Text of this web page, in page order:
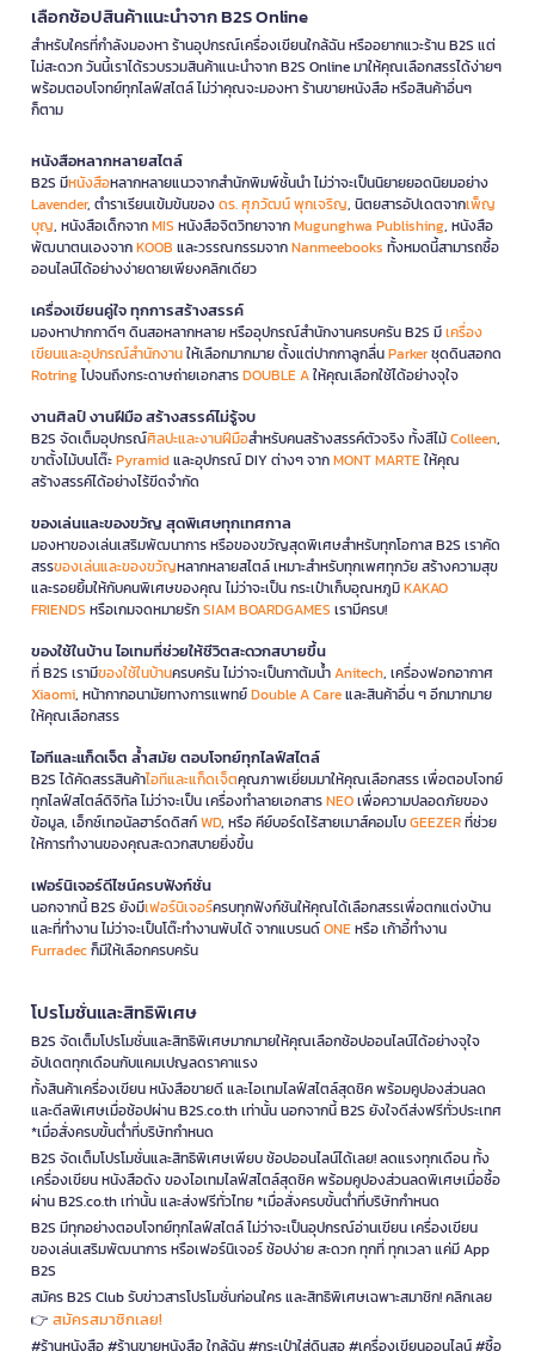
เลือกช้อปสินค้าแนะนำจาก B2S Online
สำหรับใครที่กำลังมองหา ร้านอุปกรณ์เครื่องเขียนใกล้ฉัน หรืออยากแวะร้าน B2S แต่
ไม่สะดวก วันนี้เราได้รวบรวมสินค้าแนะนำจาก B2S Online มาให้คุณเลือกสรรได้ง่ายๆ
พร้อมตอบโจทย์ทุกไลฟ์สไตล์ ไม่ว่าคุณจะมองหา ร้านขายหนังสือ หรือสินค้าอื่นๆ
ก็ตาม
หนังสือหลากหลายสไตล์
B2S มีหนังสือหลากหลายแนวจากสำนักพิมพ์ชั้นนำ ไม่ว่าจะเป็นนิยายยอดนิยมอย่าง
Lavender, ตำราเรียนเข้มข้นของดร. ศุภวัฒน์ พุกเจริญ, นิตยสารอัปเดตจากเพ็ญ
บุญ, หนังสือเด็กจากMIS หนังสือจิตวิทยาจากMugunghwa Publishing, หนังสือ
พัฒนาตนเองจากKOOB และวรรณกรรมจากNanmeebooks ทั้งหมดนี้สามารถซื้อ
ออนไลน์ได้อย่างง่ายดายเพียงคลิกเดียว
เครื่องเขียนคู่ใจ ทุกการสร้างสรรค์
มองหาปากกาดีๆ ดินสอหลากหลาย หรืออุปกรณ์สำนักงานครบครัน B2S มีเครื่อง
เขียนและอุปกรณ์สำนักงานให้เลือกมากมาย ตั้งแต่ปากกาลูกลื่นParkerชุดดินสอกด
Rotringไปจนถึงกระดาษถ่ายเอกสารDOUBLE Aให้คุณเลือกใช้ได้อย่างจุใจ
งานศิลป์ งานฝีมือ สร้างสรรค์ไม่รู้จบ
B2S จัดเต็มอุปกรณ์ศิลปะและงานฝีมือสำหรับคนสร้างสรรค์ตัวจริง ทั้งสีไม้Colleen,
ขาตั้งไม้บนโต๊ะPyramidและอุปกรณ์ DIY ต่างๆ จากMONT MARTEให้คุณ
สร้างสรรค์ได้อย่างไร้ขีดจำกัด
ของเล่นและของขวัญ สุดพิเศษทุกเทศกาล
มองหาของเล่นเสริมพัฒนาการ หรือของขวัญสุดพิเศษสำหรับทุกโอกาส B2S เราคัด
สรรของเล่นและของขวัญหลากหลายสไตล์ เหมาะสำหรับทุกเพศทุกวัย สร้างความสุข
และรอยยิ้มให้กับคนพิเศษของคุณ ไม่ว่าจะเป็น กระเป๋าเก็บอุณหภูมิKAKAO
FRIENDS หรือเกมจดหมายรักSIAM BOARDGAMES เรามีครบ!
ของใช้ในบ้าน ไอเทมที่ช่วยให้ชีวิตสะดวกสบายขึ้น
ที่ B2S เรามีของใช้ในบ้านครบครัน ไม่ว่าจะเป็นกาต้มน้ำAnitech, เครื่องฟอกอากาศ
Xiaomi, หน้ากากอนามัยทางการแพทย์Double A Careและสินค้าอื่น ๆ อีกมากมาย
ให้คุณเลือกสรร
ไอทีและแก็ดเจ็ต ล้ำสมัย ตอบโจทย์ทุกไลฟ์สไตล์
B2S ได้คัดสรรสินค้าไอทีและแก็ดเจ็ตคุณภาพเยี่ยมมาให้คุณเลือกสรร เพื่อตอบโจทย์
ทุกไลฟ์สไตล์ดิจิทัล ไม่ว่าจะเป็น เครื่องทำลายเอกสารNEOเพื่อความปลอดภัยของ
ข้อมูล, เอ็กซ์เทอนัลฮาร์ดดิสก์WD, หรือ คีย์บอร์ดไร้สายเมาส์คอมโบGEEZERที่ช่วย
ให้การทำงานของคุณสะดวกสบายยิ่งขึ้น
เฟอร์นิเจอร์ดีไซน์ครบฟังก์ชั่น
นอกจากนี้ B2S ยังมีเฟอร์นิเจอร์ครบทุกฟังก์ชันให้คุณได้เลือกสรรเพื่อตกแต่งบ้าน
และที่ทำงาน ไม่ว่าจะเป็นโต๊ะทำงานพับได้ จากแบรนด์ONEหรือ เก้าอี้ทำงาน
Furradecก็มีให้เลือกครบครัน
โปรโมชั่นและสิทธิพิเศษ
B2S จัดเต็มโปรโมชั่นและสิทธิพิเศษมากมายให้คุณเลือกช้อปออนไลน์ได้อย่างจุใจ
อัปเดตทุกเดือนกับแคมเปญลดราคาแรง
ทั้งสินค้าเครื่องเขียน หนังสือขายดี และไอเทมไลฟ์สไตล์สุดชิค พร้อมคูปองส่วนลด
และดีลพิเศษเมื่อช้อปผ่าน B2S.co.th เท่านั้น นอกจากนี้ B2S ยังใจดีส่งฟรีทั่วประเทศ
*เมื่อสั่งครบขั้นต่ำที่บริษัทกำหนด
B2S จัดเต็มโปรโมชั่นและสิทธิพิเศษเพียบ ช้อปออนไลน์ได้เลย! ลดแรงทุกเดือน ทั้ง
เครื่องเขียน หนังสือดัง ของไอเทมไลฟ์สไตล์สุดชิค พร้อมคูปองส่วนลดพิเศษเมื่อซื้อ
ผ่าน B2S.co.th เท่านั้น และส่งฟรีทั่วไทย *เมื่อสั่งครบขั้นต่ำที่บริษัทกำหนด
B2S มีทุกอย่างตอบโจทย์ทุกไลฟ์สไตล์ ไม่ว่าจะเป็นอุปกรณ์อ่านเขียน เครื่องเขียน
ของเล่นเสริมพัฒนาการ หรือเฟอร์นิเจอร์ ช้อปง่าย สะดวก ทุกที่ ทุกเวลา แค่มี App
B2S
สมัคร B2S Club รับข่าวสารโปรโมชั่นก่อนใคร และสิทธิพิเศษเฉพาะสมาชิก! คลิกเลย
👉 สมัครสมาชิกเลย!
#ร้านหนังสือ #ร้านขายหนังสือ ใกล้ฉัน #กระเป๋าใส่ดินสอ #เครื่องเขียนออนไลน์ #ซื้อ